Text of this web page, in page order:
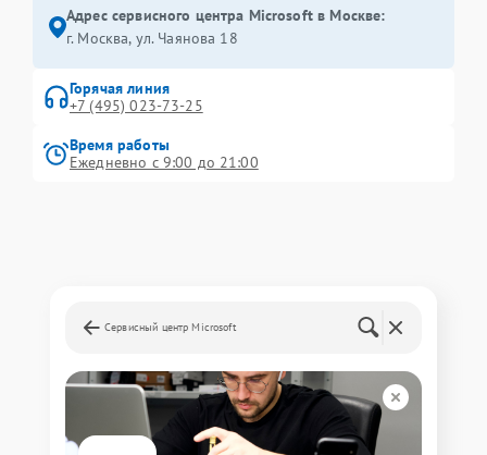
Адрес сервисного центра Microsoft в Москве:
г. Москва, ул. Чаянова 18
Горячая линия
+7 (495) 023-73-25
Время работы
Ежедневно с 9:00 до 21:00
Сервисный центр Microsoft